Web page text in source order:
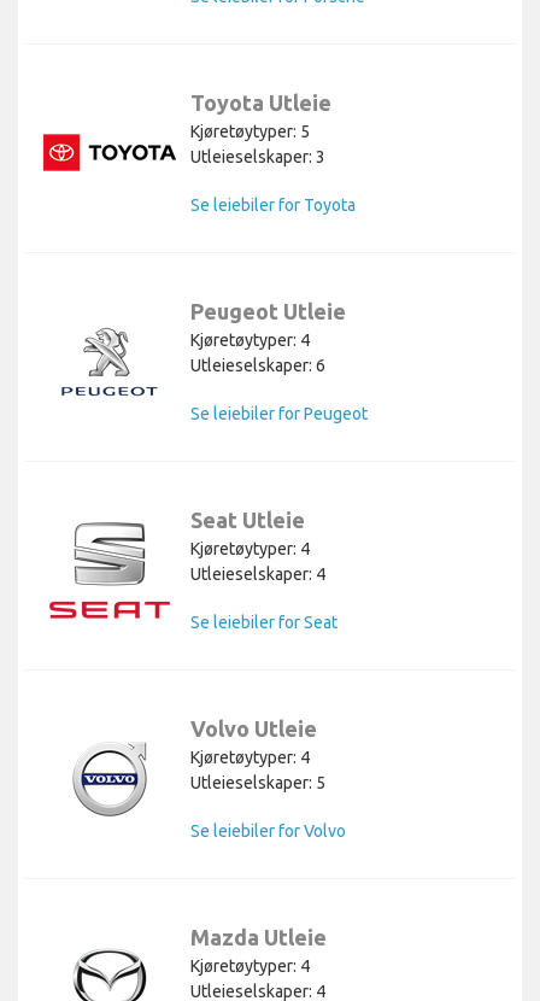
Toyota Utleie
Kjøretøytyper: 5
Utleieselskaper: 3
Se leiebiler for Toyota
Peugeot Utleie
Kjøretøytyper: 4
Utleieselskaper: 6
Se leiebiler for Peugeot
Seat Utleie
Kjøretøytyper: 4
Utleieselskaper: 4
Se leiebiler for Seat
Volvo Utleie
Kjøretøytyper: 4
Utleieselskaper: 5
Se leiebiler for Volvo
Mazda Utleie
Kjøretøytyper: 4
Utleieselskaper: 4